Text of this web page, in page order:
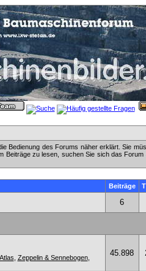
Bedienung des Forums näher erklärt. Sie
zu lesen, suchen Sie sich das
Beiträge
6
Atlas Zeppelin & Sennebogen,
45.898